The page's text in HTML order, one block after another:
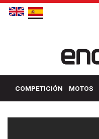
COMPETICIÓN MOTOS